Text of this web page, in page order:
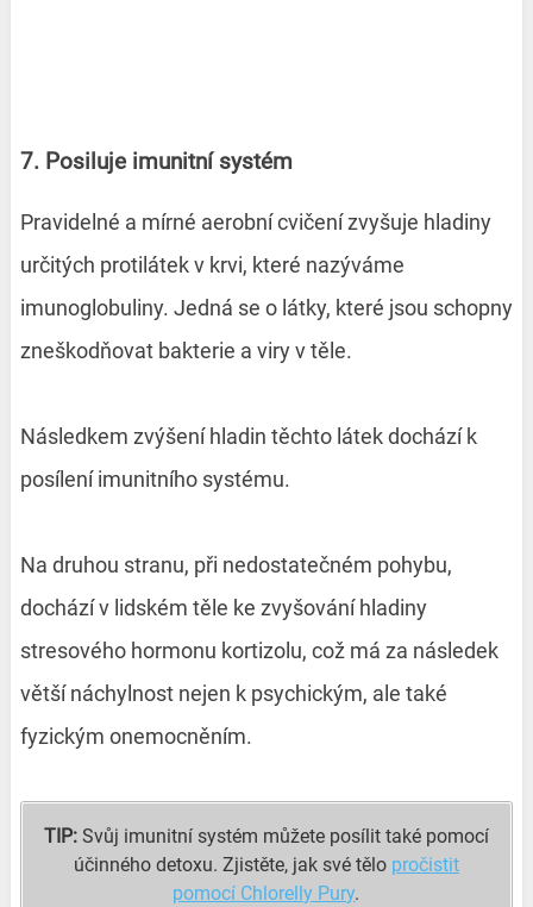
7. Posiluje imunitní systém
Pravidelné a mírné aerobní cvičení zvyšuje hladiny
určitých protilátek v krvi, které nazýváme
imunoglobuliny. Jedná se o látky, které jsou schopny
zneškodňovat bakterie a viry v těle.
Následkem zvýšení hladin těchto látek dochází k
posílení imunitního systému.
Na druhou stranu, při nedostatečném pohybu,
dochází v lidském těle ke zvyšování hladiny
stresového hormonu kortizolu, což má za následek
větší náchylnost nejen k psychickým, ale také
fyzickým onemocněním.
TIP:Svůj imunitní systém můžete posílit také pomocí
účinného detoxu. Zjistěte, jak své tělo pročistit
pomocí Chlorelly Pury.